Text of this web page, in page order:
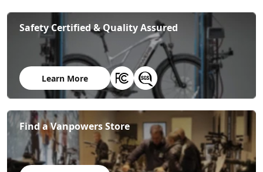
Safety Certified & Quality Assured
Learn More
Find a Vanpowers Store